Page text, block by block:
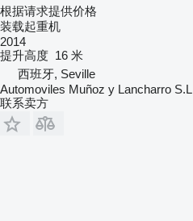
根据请求提供价格
装载起重机
2014
提升高度 16 米
西班牙, Seville
Automoviles Muñoz y Lancharro S.L
联系卖方